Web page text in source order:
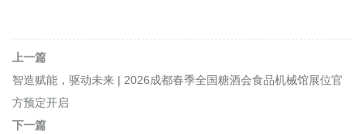
上一篇
智造赋能，驱动未来 | 2026成都春季全国糖酒会食品机械馆展位官
方预定开启
下一篇